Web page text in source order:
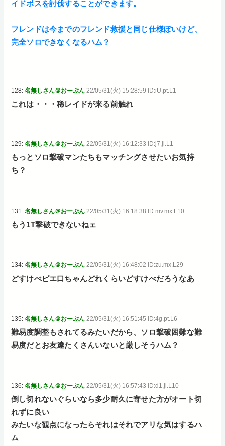
イドボスを討伐することができます。
フレンドは今までのフレンド救援と同じ仕様ぽいけど、
完全ソロできなくなるハム？
128:名無しさん＠おーぷん 22/05/31(火) 15:28:59 ID:iU.pt.L1
これは・・・稀レイドが来る前触れ
129:名無しさん＠おーぷん 22/05/31(火) 16:12:33 ID:j7.ji.L1
もっとソロ撃破マンたちもマッチングさせたいお気持
ち？
131:名無しさん＠おーぷん 22/05/31(火) 16:18:38 ID:mv.mx.L10
もう1T撃破できないねェ
134:名無しさん＠おーぷん 22/05/31(火) 16:48:02 ID:zu.mx.L29
どすけべピエ口ちゃんどれくらいどすけべだろうなあ
135:名無しさん＠おーぷん 22/05/31(火) 16:51:45 ID:4g.pt.L6
難易度調整もされてるみたいだから、ソロ撃破困難な難
易度だとお友達たくさんいないと厳しそうハム？
136:名無しさん＠おーぷん 22/05/31(火) 16:57:43 ID:d1.ji.L10
倒し切れないぐらいなら多少耐久に寄せた方がオート切
れずに良い
みたいな観点になったらそれはそれでアリな気はするハ
ム